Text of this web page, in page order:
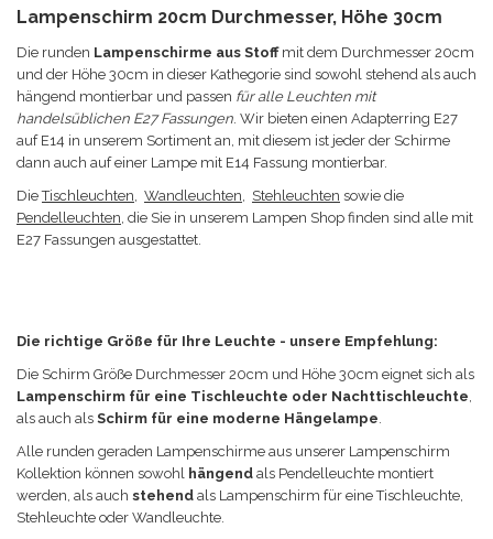
Lampenschirm 20cm Durchmesser, Höhe 30cm
Die runden Lampenschirme aus Stoffmit dem Durchmesser 20cm
und der Höhe 30cm in dieser Kathegorie sind sowohl stehend als auch
hängend montierbar und passen für alle Leuchten mit
handelsüblichen E27 Fassungen. Wir bieten einen Adapterring E27
auf E14 in unserem Sortiment an, mit diesem ist jeder der Schirme
dann auch auf einer Lampe mit E14 Fassung montierbar.
DieTischleuchten, Wandleuchten, Stehleuchten sowie die
Pendelleuchten, die Sie in unserem Lampen Shop finden sind alle mit
E27 Fassungen ausgestattet.
Die richtige Größe für Ihre Leuchte - unsere Empfehlung:
Die Schirm Größe Durchmesser 20cm und Höhe 30cm eignet sich als
Lampenschirm für eine Tischleuchte oder Nachttischleuchte,
als auch als Schirm für eine moderne Hängelampe.
Alle runden geraden Lampenschirme aus unserer Lampenschirm
Kollektion können sowohl hängend als Pendelleuchte montiert
werden, als auch stehend als Lampenschirm für eine Tischleuchte,
Stehleuchte oder Wandleuchte.